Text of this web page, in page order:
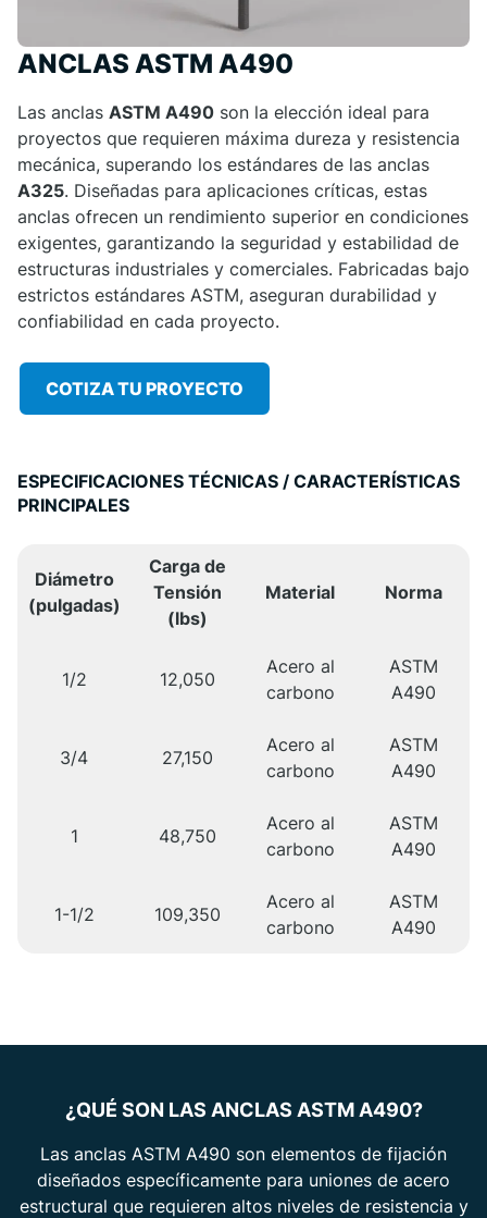
ANCLAS ASTM A490
Las anclas ASTM A490 son la elección ideal para
proyectos que requieren máxima dureza y resistencia
mecánica, superando los estándares de las anclas
A325. Diseñadas para aplicaciones críticas, estas
anclas ofrecen un rendimiento superior en condiciones
exigentes, garantizando la seguridad y estabilidad de
estructuras industriales y comerciales. Fabricadas bajo
estrictos estándares ASTM, aseguran durabilidad y
confiabilidad en cada proyecto.
COTIZA TU PROYECTO
ESPECIFICACIONES TÉCNICAS / CARACTERÍSTICAS
PRINCIPALES
Diámetro
(pulgadas)
Carga de
Tensión
(lbs)
Material Norma
1/2 12,050
Acero al
carbono
ASTM
A490
3/4 27,150
Acero al
carbono
ASTM
A490
1 48,750
Acero al
carbono
ASTM
A490
1-1/2 109,350
Acero al
carbono
ASTM
A490
¿QUÉ SON LAS ANCLAS ASTM A490?
Las anclas ASTM A490 son elementos de fijación
diseñados específicamente para uniones de acero
estructural que requieren altos niveles de resistencia y